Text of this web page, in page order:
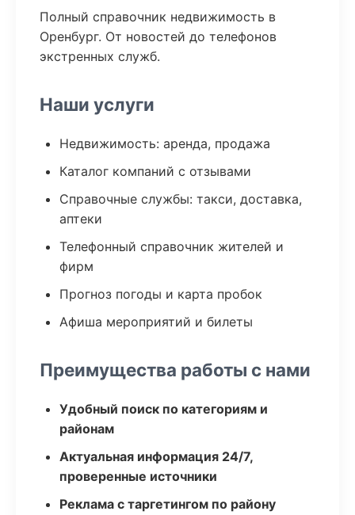
Полный справочник недвижимость в
Оренбург. От новостей до телефонов
экстренных служб.
Наши услуги
Недвижимость: аренда, продажа
Каталог компаний с отзывами
Справочные службы: такси, доставка,
аптеки
Телефонный справочник жителей и
фирм
Прогноз погоды и карта пробок
Афиша мероприятий и билеты
Преимущества работы с нами
Удобный поиск по категориям и
районам
Актуальная информация 24/7,
проверенные источники
Реклама с таргетингом по району